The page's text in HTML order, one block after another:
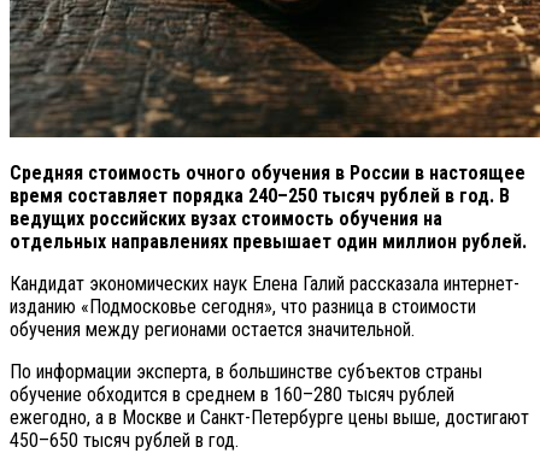
Средняя стоимость очного обучения в России в настоящее
время составляет порядка 240–250 тысяч рублей в год. В
ведущих российских вузах стоимость обучения на
отдельных направлениях превышает один миллион рублей.
Кандидат экономических наук Елена Галий рассказала интернет-
изданию «Подмосковье сегодня», что разница в стоимости
обучения между регионами остается значительной.
По информации эксперта, в большинстве субъектов страны
обучение обходится в среднем в 160–280 тысяч рублей
ежегодно, а в Москве и Санкт-Петербурге цены выше, достигают
450–650 тысяч рублей в год.